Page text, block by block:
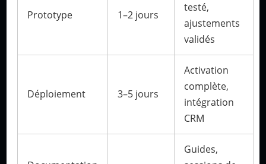
Prototype 1–2 jours
testé,
ajustements
validés
Déploiement 3–5 jours
Activation
complète,
intégration
CRM
Guides,